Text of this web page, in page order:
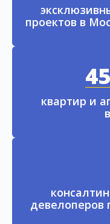
проектов в
квартир и
девелоперов